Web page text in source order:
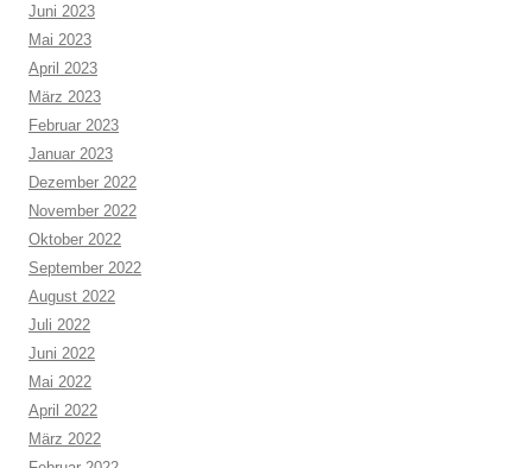
Juni 2023
Mai 2023
April 2023
März 2023
Februar 2023
Januar 2023
Dezember 2022
November 2022
Oktober 2022
September 2022
August 2022
Juli 2022
Juni 2022
Mai 2022
April 2022
März 2022